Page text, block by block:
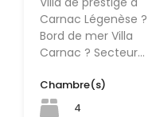
Carnac Légenèse ?
Bord de mer Villa
Carnac ? Secteur…
Chambre(s)
4